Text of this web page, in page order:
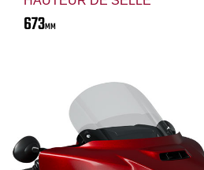
673MM